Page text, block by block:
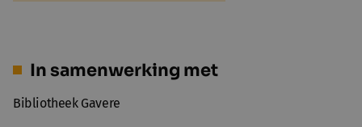
In samenwerking met
Bibliotheek Gavere